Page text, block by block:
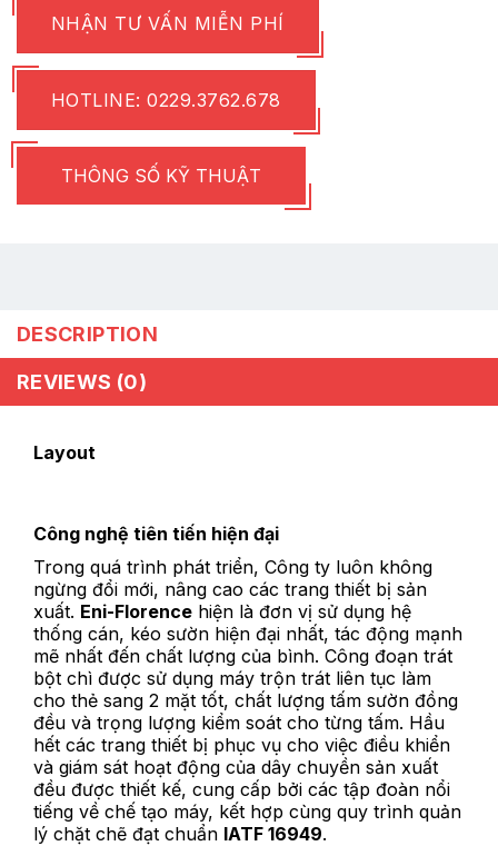
NHẬN TƯ VẤN MIỄN PHÍ
HOTLINE: 0229.3762.678
THÔNG SỐ KỸ THUẬT
DESCRIPTION
REVIEWS (0)
Layout
Công nghệ tiên tiến hiện đại
Trong quá trình phát triển, Công ty luôn không
ngừng đổi mới, nâng cao các trang thiết bị sản
xuất. Eni-Florence hiện là đơn vị sử dụng hệ
thống cán, kéo sườn hiện đại nhất, tác động mạnh
mẽ nhất đến chất lượng của bình. Công đoạn trát
bột chì được sử dụng máy trộn trát liên tục làm
cho thẻ sang 2 mặt tốt, chất lượng tấm sườn đồng
đều và trọng lượng kiểm soát cho từng tấm. Hầu
hết các trang thiết bị phục vụ cho việc điều khiển
và giám sát hoạt động của dây chuyền sản xuất
đều được thiết kế, cung cấp bởi các tập đoàn nổi
tiếng về chế tạo máy, kết hợp cùng quy trình quản
lý chặt chẽ đạt chuẩn IATF 16949.